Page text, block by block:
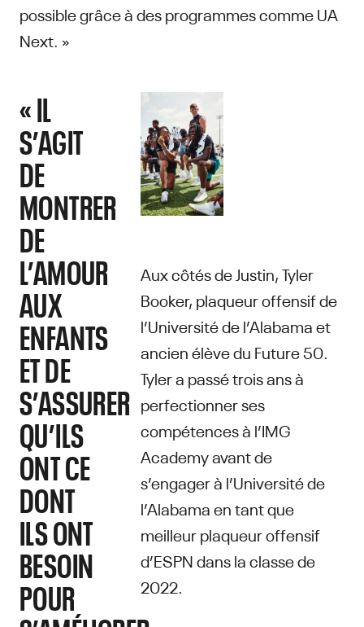
possible grâce à des programmes comme UA
Next. »
« IL
S’AGIT
DE
MONTRER
DE
L’AMOUR
AUX
ENFANTS
ET DE
S’ASSURER
QU’ILS
ONT CE
DONT
ILS ONT
BESOIN
POUR
Aux côtés de Justin, Tyler
Booker, plaqueur offensif de
l’Université de l’Alabama et
ancien élève du Future 50.
Tyler a passé trois ans à
perfectionner ses
compétences à l’IMG
Academy avant de
s’engager à l’Université de
l’Alabama en tant que
meilleur plaqueur offensif
d’ESPN dans la classe de
2022.